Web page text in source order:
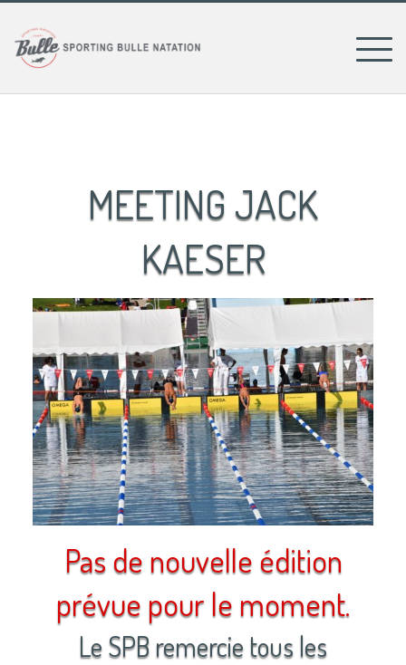
content
MEETING JACK
KAESER
Pas de nouvelle édition
prévue pour le moment.
Le SPB remercie tous les